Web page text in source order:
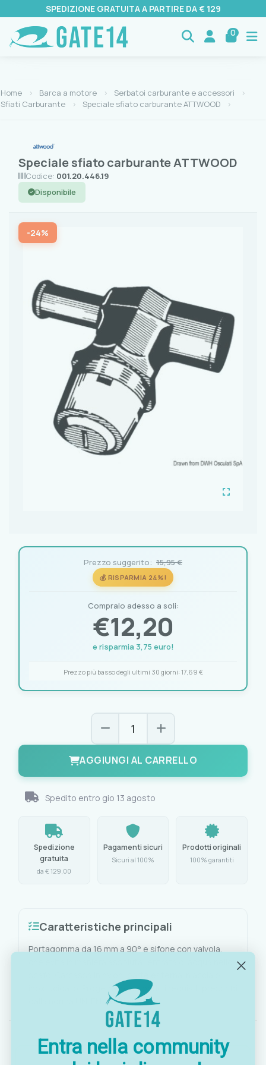
SPEDIZIONE GRATUITA A PARTIRE DA € 129
0
Home Barca a motore
Serbatoi carburante e accessori
Sfiati Carburante
Speciale sfiato carburante ATTWOOD
Speciale sfiato carburante ATTWOOD
Codice: 001.20.446.19
Disponibile
-24%
Prezzo suggerito: 15,95 €
💰 RISPARMIA 24%!
Compralo adesso a soli:
€12,20
e risparmia 3,75 euro!
Prezzo più basso degli ultimi 30 giorni: 17,69 €
AGGIUNGI AL CARRELLO
Spedito entro gio 13 agosto
Spedizione
gratuita
da € 129,00
Pagamenti sicuri
Sicuri al 100%
Prodotti originali
100% garantiti
Caratteristiche principali
Portagomma da 16 mm a 90° e sifone con valvola,
inox lucidato. Progettato secondo i requisiti prescritti
dalla norma UNI EN ISO 21487.
Entra nella community